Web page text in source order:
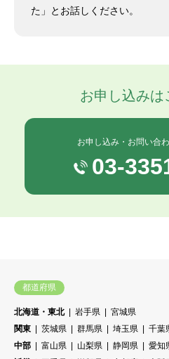
た」とお話しください。
お申し込みは
お申し込み・お問い合
03-
都道府県
北海道・東北 岩手県
宮城県
関東
茨城県 群馬県 埼玉県 千葉
中部
富山県 山梨県 静岡県
愛知